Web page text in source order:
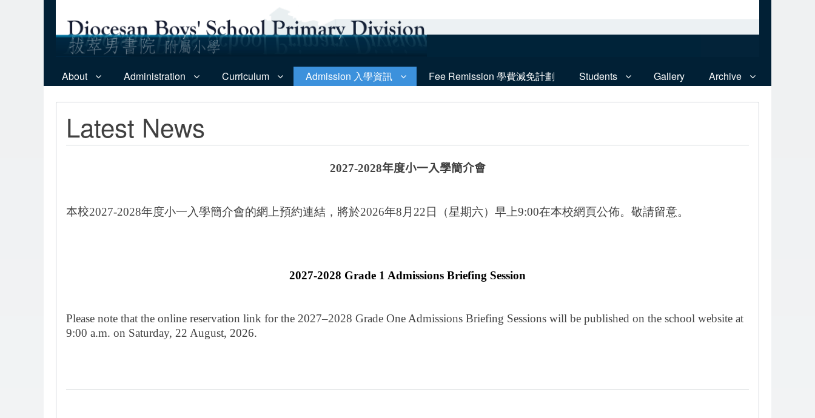
About Administration Curriculum Admission 入學資訊 Fee Remission 學費減免計劃 Students Gallery Archive
Latest News
2027-2028年度小一入學簡介會
本校2027-2028年度小一入學簡介會的網上預約連結，將於2026年8月22日（星期六）早上9:00在本校網頁公佈。敬請留意。
2027-2028 Grade 1 Admissions Briefing Session
Please note that the online reservation link for the 2027–2028 Grade One Admissions Briefing Sessions will be published on the school website at
9:00 a.m. on Saturday, 22 August, 2026.